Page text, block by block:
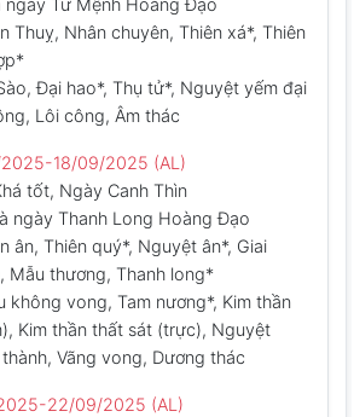
ngày Tư Mệnh Hoàng Đạo
Thuỵ, Nhân chuyên, Thiên xá*, Thiên
Đại hao*, Thụ tử*, Nguyệt yếm đại
Lôi công, Âm thác
2025-18/09/2025 (AL)
tốt, Ngày Canh Thìn
ngày Thanh Long Hoàng Đạo
ân, Thiên quý*, Nguyệt ân*, Giai
Mẫu thương, Thanh long*
không vong, Tam nương*, Kim thần
Kim thần thất sát (trực), Nguyệt
Vãng vong, Dương thác
2025-22/09/2025 (AL)